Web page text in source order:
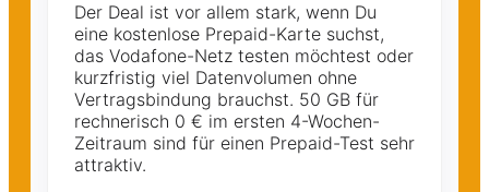
Der Deal ist vor allem stark, wenn Du
eine kostenlose Prepaid-Karte suchst,
das Vodafone-Netz testen möchtest oder
kurzfristig viel Datenvolumen ohne
Vertragsbindung brauchst. 50 GB für
rechnerisch 0 € im ersten 4-Wochen-
Zeitraum sind für einen Prepaid-Test sehr
attraktiv.